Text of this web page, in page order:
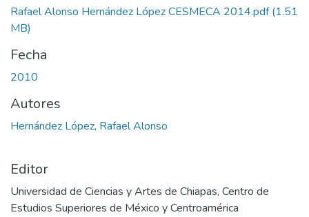
Rafael Alonso Hernández López CESMECA 2014.pdf(1.51
MB)
Fecha
2010
Autores
Hernández López, Rafael Alonso
Editor
Universidad de Ciencias y Artes de Chiapas, Centro de
Estudios Superiores de México y Centroamérica